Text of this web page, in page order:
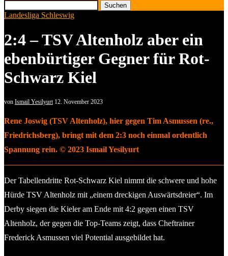
Suchen
Landesliga Schleswig
2:4 – TSV Altenholz aber ein
ebenbürtiger Gegner für Rot-
Schwarz Kiel
von Ismail Yesilyurt 12. November 2023
Rene Joswig (TSV Altenholz), hier gegen Tim Asmussen (re.,
Friedrichsberg), bringt mit dem 2:3 noch einmal ordentlich
Spannung rein. © 2023 Ismail Yesilyurt
Der Tabellendritte Rot-Schwarz Kiel nimmt die schwere und hohe
Hürde TSV Altenholz mit „einem dreckigen Auswärtsdreier“. Im
Derby siegen die Kieler am Ende mit 4:2 gegen einen TSV
Altenholz, der gegen die Top-Teams zeigt, dass Cheftrainer
Frederick Asmussen viel Potential ausgebildet hat.